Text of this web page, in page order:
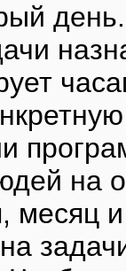
на
месяц